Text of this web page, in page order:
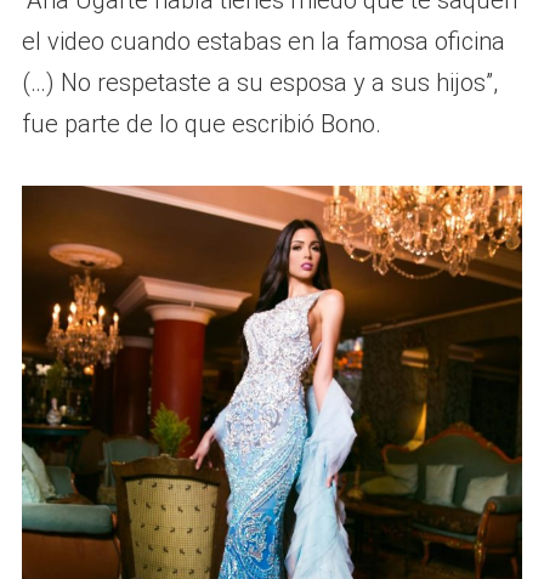
el video cuando estabas en la famosa oficina
(…) No respetaste a su esposa y a sus hijos”,
fue parte de lo que escribió Bono.